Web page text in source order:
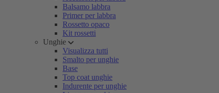
Balsamo labbra
Primer per labbra
Rossetto opaco
Kit rossetti
Unghie
Visualizza tutti
Smalto per unghie
Base
Top coat unghie
Indurente per unghie